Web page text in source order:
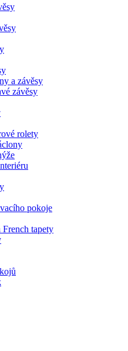
a závěsy
závěsy
rolety
pokoje
tapety